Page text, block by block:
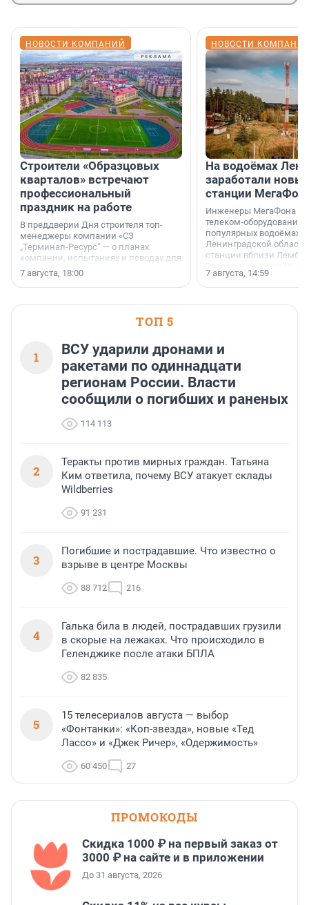
НОВОСТИ КОМПАНИЙ
Строители «Образцовых
кварталов» встречают
профессиональный
праздник на работе
В преддверии Дня строителя топ-
менеджеры компании «СЗ
„Терминал-Ресурс“ — о планах
компании, испытаниях и поводах для
осторожного оптимизма.
7 августа, 18:00
НОВОСТИ
На водоёмах
заработали
станции
Инженеры МегаФона
телеком-оборудование
популярных водоёмах
Ленинградской
станции вблизи
недалеко от Большого
водопада.
7 августа, 14:59
ТОП 5
1
ВСУ ударили дронами и
ракетами по одиннадцати
регионам России. Власти
сообщили о погибших и раненых
114 113
2
Теракты против мирных граждан. Татьяна
Ким ответила, почему ВСУ атакует склады
Wildberries
91 231
3
Погибшие и пострадавшие. Что известно о
взрыве в центре Москвы
88 712 216
4
Галька била в людей, пострадавших грузили
в скорые на лежаках. Что происходило в
Геленджике после атаки БПЛА
82 835
5
15 телесериалов августа — выбор
«Фонтанки»: «Коп-звезда», новые «Тед
Лассо» и «Джек Ричер», «Одержимость»
60 450 27
ПРОМОКОДЫ
Скидка 1000 ₽ на первый заказ от
3000 ₽ на сайте и в приложении
До 31 августа, 2026